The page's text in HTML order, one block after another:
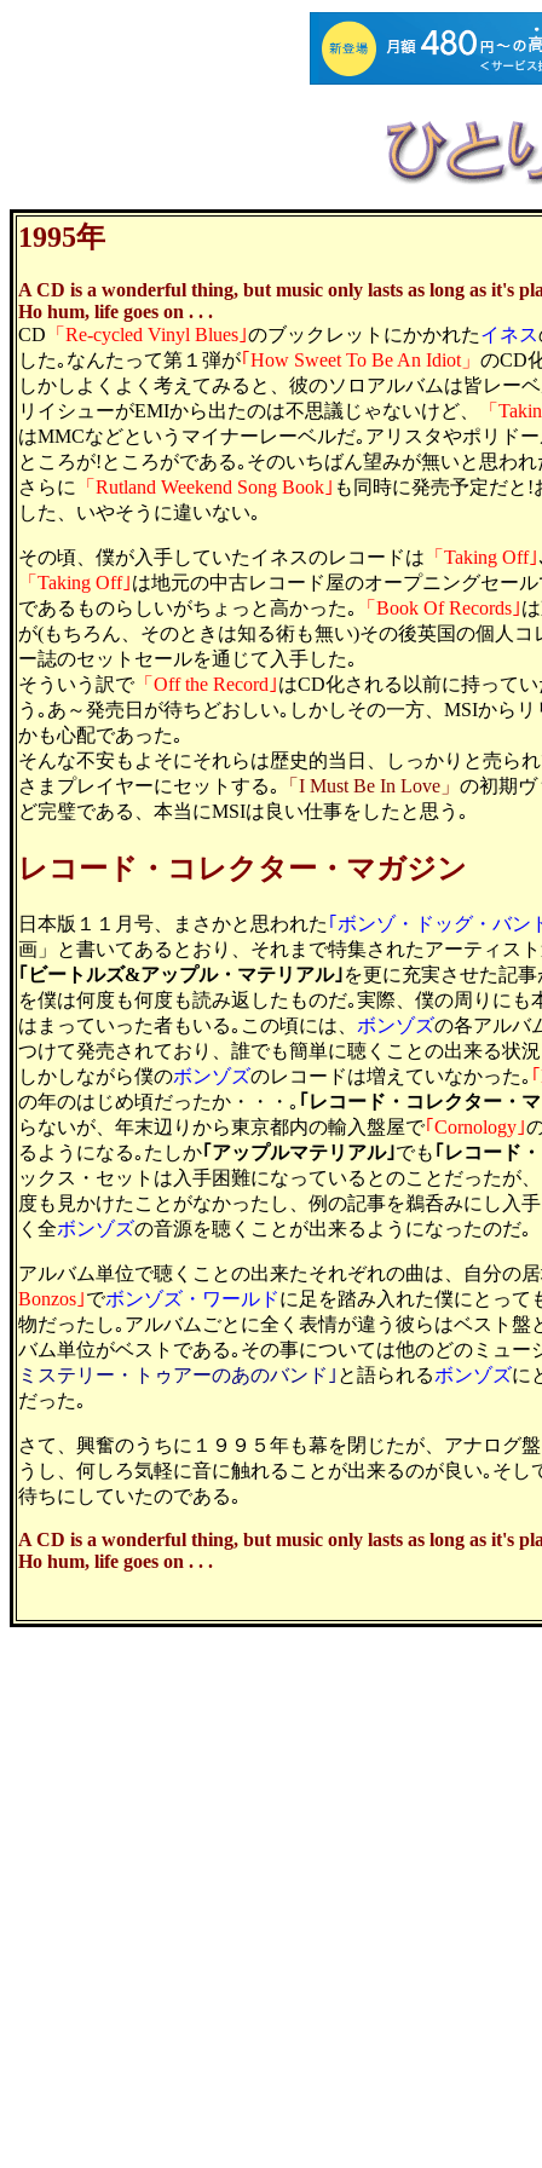
1995年
A CD is a wonderful thing, but music only lasts as long as it's
Ho hum, life goes on . . .
CD 「Re-cycled Vinyl Blues｣のブックレットにかかれたイネス
した｡なんたって第１弾が｢How Sweet To Be An Idiot」 のCD
しかしよくよく考えてみると、彼のソロアルバムは皆レー
リイシューがEMIから出たのは不思議じゃないけど、
「
はMMCなどというマイナーレーベルだ｡アリスタやポリド
ところが!ところがである｡そのいちばん望みが無いと思われ
さらに 「Rutland Weekend Song Book｣ も同時に発売予定だと
した、いやそうに違いない｡
その頃、僕が入手していたイネスのレコードは 「Taking Off｣
「Taking Off｣は地元の中古レコード屋のオープニングセール
であるものらしいがちょっと高かった｡
「Book Of Records｣
が(もちろん、そのときは知る術も無い)その後英国の個人
ー誌のセットセールを通じて入手した｡
そういう訳で「Off the Record｣はCD化される以前に持って
う｡あ～発売日が待ちどおしい｡しかしその一方、MSIから
かも心配であった｡
そんな不安もよそにそれらは歴史的当日、しっかりと売ら
さまプレイヤーにセットする｡
「I Must Be In Love」 の初期ヴ
ど完璧である、本当にMSIは良い仕事をしたと思う｡
レコード・コレクター・マガジン
日本版１１月号、まさかと思われた ｢ボンゾ・ドッグ・バン
画」と書いてあるとおり、それまで特集されたアーティス
｢ビートルズ&アップル・マテリアル｣を更に充実させた記
を僕は何度も何度も読み返したものだ｡実際、僕の周りに
はまっていった者もいる｡この頃には、 ボンゾズの各アルバ
つけて発売されており、誰でも簡単に聴くことの出来る状
しかしながら僕のボンゾズのレコードは増えていなかった｡
の年のはじめ頃だったか・・・｡ ｢レコード・コレクター・
らないが、年末辺りから東京都内の輸入盤屋で｢Cornology｣
るようになる｡たしか｢アップルマテリアル｣でも ｢レコード
ックス・セットは入手困難になっているとのことだったが
度も見かけたことがなかったし、例の記事を鵜呑みにし入
く全ボンゾズの音源を聴くことが出来るようになったのだ｡
アルバム単位で聴くことの出来たそれぞれの曲は、自分の
Bonzos｣でボンゾズ・ワールドに足を踏み入れた僕にとって
物だったし｡アルバムごとに全く表情が違う彼らはベスト
バム単位がベストである｡その事については他のどのミュ
ミステリー・トゥアーのあのバンド｣ と語られるボンゾズに
だった｡
さて、興奮のうちに１９９５年も幕を閉じたが、アナログ
うし、何しろ気軽に音に触れることが出来るのが良い｡そし
待ちにしていたのである｡
A CD is a wonderful thing, but music only lasts as long as it's
Ho hum, life goes on . . .